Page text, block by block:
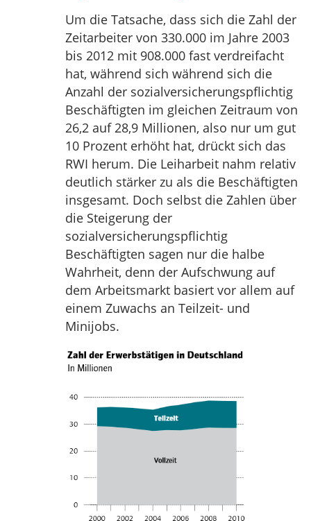
Um die Tatsache, dass sich die Zahl der
Zeitarbeiter von 330.000 im Jahre 2003
bis 2012 mit 908.000 fast verdreifacht
hat, während sich während sich die
Anzahl der sozialversicherungspflichtig
Beschäftigten im gleichen Zeitraum von
26,2 auf 28,9 Millionen, also nur um gut
10 Prozent erhöht hat, drückt sich das
RWI herum. Die Leiharbeit nahm relativ
deutlich stärker zu als die Beschäftigten
insgesamt. Doch selbst die Zahlen über
die Steigerung der
sozialversicherungspflichtig
Beschäftigten sagen nur die halbe
Wahrheit, denn der Aufschwung auf
dem Arbeitsmarkt basiert vor allem auf
einem Zuwachs an Teilzeit- und
Minijobs.